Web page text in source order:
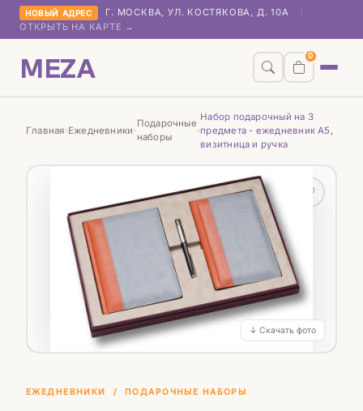
НОВЫЙ АДРЕС Г. МОСКВА, УЛ. КОСТЯКОВА, Д. 10А
ОТКРЫТЬ НА КАРТЕ →
MEZA 0
Главная›Ежедневники›
Подарочные
наборы
›
Набор подарочный на 3
предмета - ежедневник A5,
визитница и ручка
♡
↓ Скачать фото
ЕЖЕДНЕВНИКИ / ПОДАРОЧНЫЕ НАБОРЫ